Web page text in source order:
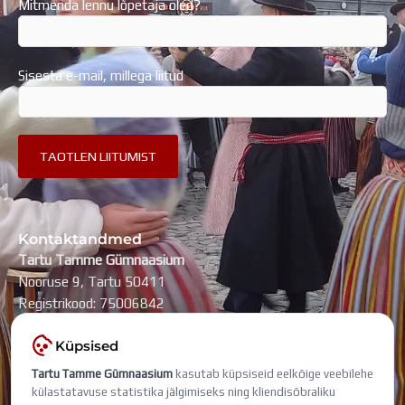
Mitmenda lennu lõpetaja oled?
Sisesta e-mail, millega liitud
Kontaktandmed
Tartu Tamme Gümnaasium
Nooruse 9, Tartu 50411
Registrikood: 75006842
KONTAKTID
SearchSearch
Küpsised
Tartu Tamme Gümnaasium kasutab küpsiseid eelkõige veebilehe
külastatavuse statistika jälgimiseks ning kliendisõbraliku